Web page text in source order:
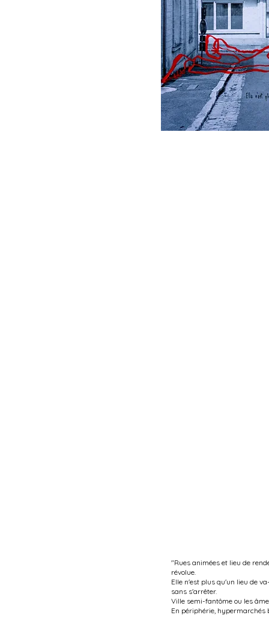
"Rues animées et lieu de
révolue.
Elle n'est plus qu'un lieu de
sans s'arrêter.
Ville semi-fantôme ou les
En périphérie, hypermarchés